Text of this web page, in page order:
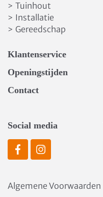
> Tuinhout
> Installatie
> Gereedschap
Klantenservice
Openingstijden
Contact
Social media
Algemene Voorwaarden